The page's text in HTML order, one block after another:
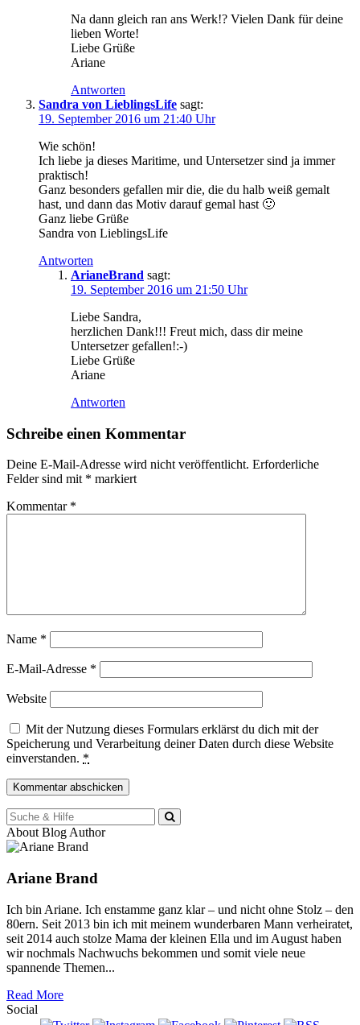
Na dann gleich ran ans Werk!? Vielen Dank für deine
lieben Worte!
Liebe Grüße
Ariane
Antworten
Sandra von LieblingsLife sagt:
19. September 2016 um 21:40 Uhr
Wie schön!
Ich liebe ja dieses Maritime, und Untersetzer sind ja immer
praktisch!
Ganz besonders gefallen mir die, die du halb weiß gemalt
hast, und dann das Motiv darauf gemal hast 🙂
Ganz liebe Grüße
Sandra von LieblingsLife
Antworten
ArianeBrand sagt:
19. September 2016 um 21:50 Uhr
Liebe Sandra,
herzlichen Dank!!! Freut mich, dass dir meine
Untersetzer gefallen!:-)
Liebe Grüße
Ariane
Antworten
Schreibe einen Kommentar
Deine E-Mail-Adresse wird nicht veröffentlicht. Erforderliche
Felder sind mit * markiert
Kommentar *
Name *
E-Mail-Adresse *
Website
Mit der Nutzung dieses Formulars erklärst du dich mit der
Speicherung und Verarbeitung deiner Daten durch diese Website
einverstanden. *
Suche
für:
About Blog Author
Ariane Brand
Ich bin Ariane. Ich enstamme ganz klar – und nicht ohne Stolz – den
80ern. Seit 2013 bin ich mit meinem wunderbaren Mann verheiratet,
seit 2014 auch stolze Mama der kleinen Ella und im August haben
wir nochmals Nachwuchs bekommen und somit viele neue
spannende Themen...
Read More
Social